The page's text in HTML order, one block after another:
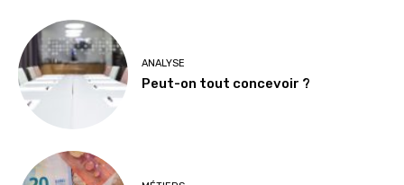
ANALYSE
Peut-on tout concevoir ?